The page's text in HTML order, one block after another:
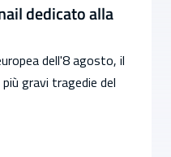
dedicato alla
dell'8 agosto, il
gravi tragedie del